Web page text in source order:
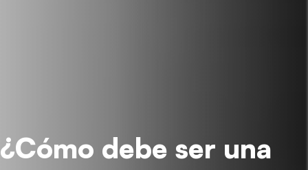
¿Cómo debe ser una